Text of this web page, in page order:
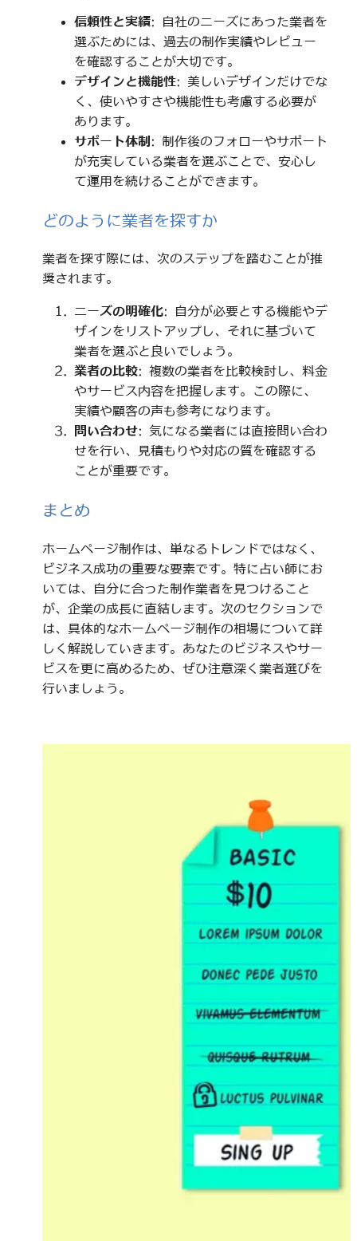
信頼性と実績: 自社のニーズにあった業者を
選ぶためには、過去の制作実績やレビュー
を確認することが大切です。
デザインと機能性: 美しいデザインだけでな
く、使いやすさや機能性も考慮する必要が
あります。
サポート体制 : 制作後のフォローやサポート
が充実している業者を選ぶことで、安心し
て運用を続けることができます。
どのように業者を探すか
業者を探す際には、次のステップを踏むことが推
奨されます。
ニーズの明確化: 自分が必要とする機能やデ
ザインをリストアップし、それに基づいて
業者を選ぶと良いでしょう。
業者の比較: 複数の業者を比較検討し、料金
やサービス内容を把握します。この際に、
実績や顧客の声も参考になります。
問い合わせ: 気になる業者には直接問い合わ
せを行い、見積もりや対応の質を確認する
ことが重要です。
まとめ
ホームページ制作は、単なるトレンドではなく、
ビジネス成功の重要な要素です。特に占い師にお
いては、自分に合った制作業者を見つけること
が、企業の成長に直結します。次のセクションで
は、具体的なホームページ制作の相場について詳
しく解説していきます。あなたのビジネスやサー
ビスを更に高めるため、ぜひ注意深く業者選びを
行いましょう。